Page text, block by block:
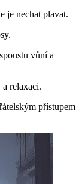
je nechat plavat.
vůní a
relaxaci.
přístupem